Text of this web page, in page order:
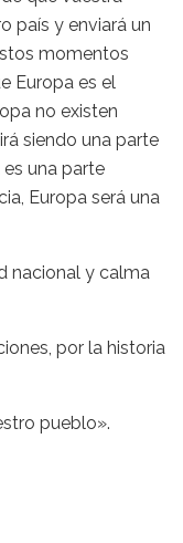
país y enviará un
momentos
Europa es el
no existen
siendo una parte
una parte
Europa será una
nacional y calma
por la historia
pueblo».